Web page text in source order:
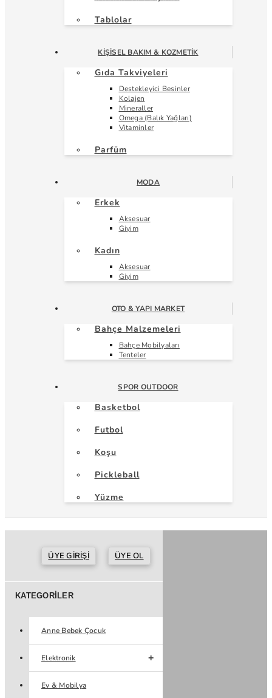
Tablolar
KIŞISEL BAKIM & KOZMETIK
Gıda Takviyeleri
Destekleyici Besinler
Kolajen
Mineraller
Omega (Balık Yağları)
Vitaminler
Parfüm
MODA
Erkek
Aksesuar
Giyim
Kadın
Aksesuar
Giyim
OTO & YAPI MARKET
Bahçe Malzemeleri
Bahçe Mobilyaları
Tenteler
SPOR OUTDOOR
Basketbol
Futbol
Koşu
Pickleball
Yüzme
ÜYE GIRIŞI ÜYE OL
KATEGORILER
Anne Bebek Çocuk
Elektronik
Ev & Mobilya